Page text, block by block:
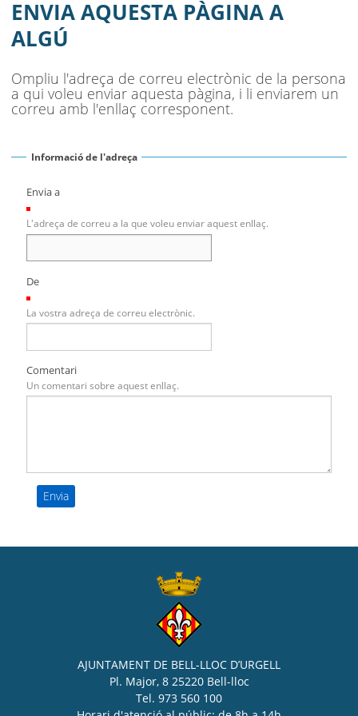
MUNICIPI
SEU ELECTRÒNICA
BELL-LLOC SOLUCIONA
ENVIA AQUESTA PÀGINA A
ALGÚ
Ompliu l'adreça de correu electrònic de la persona
a qui voleu enviar aquesta pàgina, i li enviarem un
correu amb l'enllaç corresponent.
Informació de l'adreça
Envia a
L'adreça de correu a la que voleu enviar aquest enllaç.
De
La vostra adreça de correu electrònic.
Comentari
Un comentari sobre aquest enllaç.
AJUNTAMENT DE BELL-LLOC D’URGELL
Pl. Major, 8 25220 Bell-lloc
Tel. 973 560 100